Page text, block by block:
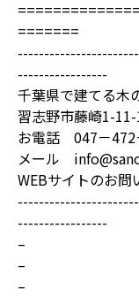
=======
-----------------
千葉県で建てる木
習志野市藤崎1-11-
お電話 047－472
メール
WEBサイトのお
-----------------
–
–
–